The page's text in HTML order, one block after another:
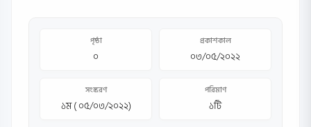
পৃষ্ঠা
০
প্রকাশকাল
০৩/০৫/২০২২
সংস্করণ
১ম ( ০৫/০৩/২০২২)
পরিমাণ
১টি